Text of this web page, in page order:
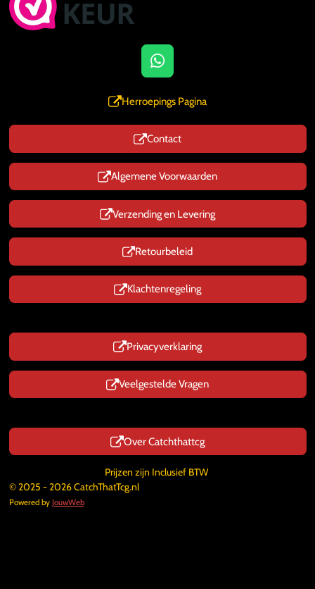
W
h
a
s
A
p
p
Herroepings Pagina
Contact
Algemene Voorwaarden
Verzending en Levering
Retourbeleid
Klachtenregeling
Privacyverklaring
Veelgestelde Vragen
Over Catchthattcg
Prijzen zijn Inclusief BTW
© 2025 - 2026 CatchThatTcg.nl
Powered by JouwWeb